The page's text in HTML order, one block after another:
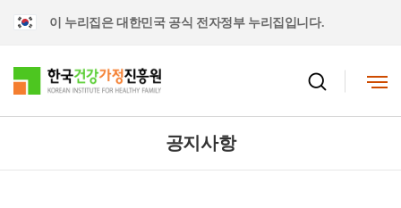
이 누리집은 대한민국 공식 전자정부 누리집입니다.
공지사항